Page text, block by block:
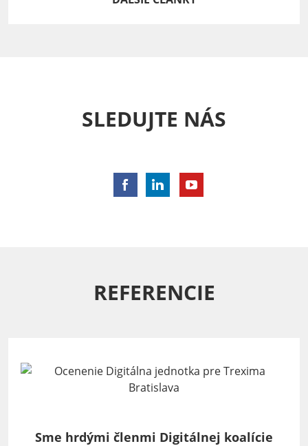
SLEDUJTE NÁS
REFERENCIE
Sme hrdými členmi Digitálnej koalície